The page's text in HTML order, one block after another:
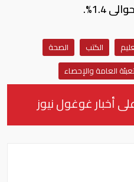
الكتب
الصحة
العامة والإحصاء
على أخبار غوغول نيوز